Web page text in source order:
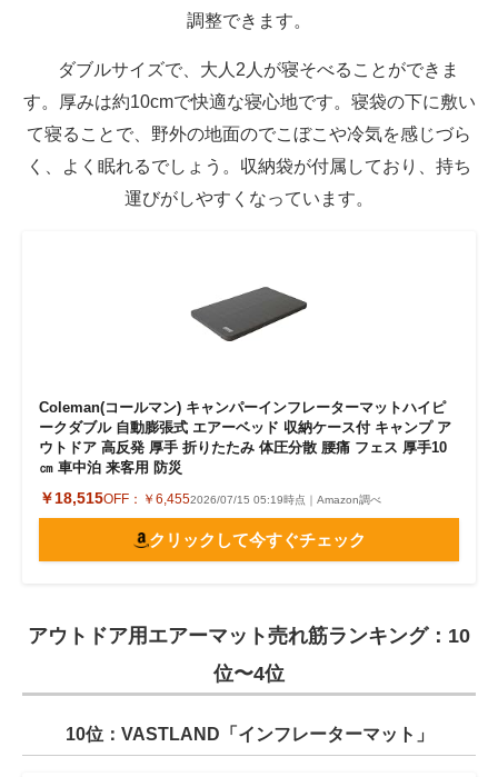
調整できます。
ダブルサイズで、大人2人が寝そべることができま
す。厚みは約10cmで快適な寝心地です。寝袋の下に敷い
て寝ることで、野外の地面のでこぼこや冷気を感じづら
く、よく眠れるでしょう。収納袋が付属しており、持ち
運びがしやすくなっています。
Coleman(コールマン) キャンパーインフレーターマットハイピ
ークダブル 自動膨張式 エアーベッド 収納ケース付 キャンプ ア
ウトドア 高反発 厚手 折りたたみ 体圧分散 腰痛 フェス 厚手10
㎝ 車中泊 来客用 防災
￥18,515OFF： ￥6,4552026/07/15 05:19時点｜Amazon調べ
クリックして今すぐチェック
アウトドア用エアーマット売れ筋ランキング：10
位〜4位
10位：VASTLAND「インフレーターマット」